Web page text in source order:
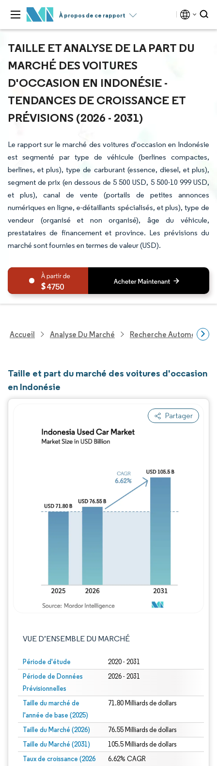
À propos de ce rapport
TAILLE ET ANALYSE DE LA PART DU
MARCHÉ DES VOITURES
D'OCCASION EN INDONÉSIE -
TENDANCES DE CROISSANCE ET
PRÉVISIONS (2026 - 2031)
Le rapport sur le marché des voitures d'occasion en Indonésie
est segmenté par type de véhicule (berlines compactes,
berlines, et plus), type de carburant (essence, diesel, et plus),
segment de prix (en dessous de 5 500 USD, 5 500-10 999 USD,
et plus), canal de vente (portails de petites annonces
numériques en ligne, e-détaillants spécialisés, et plus), type de
vendeur (organisé et non organisé), âge du véhicule,
prestataires de financement et province. Les prévisions du
marché sont fournies en termes de valeur (USD).
4750
Accueil Analyse Du Marché Recherche Automobile
Taille et part du marché des voitures d'occasion
en Indonésie
Partager
VUE D’ENSEMBLE DU MARCHÉ
Période d'étude 2020 - 2031
Période de Données
Prévisionnelles
2026 - 2031
Taille du marché de
l'année de base (2025)
71.80 Milliards de dollars
Taille du Marché (2026) 76.55 Milliards de dollars
Taille du Marché (2031) 105.5 Milliards de dollars
Taux de croissance (2026
6.62% CAGR